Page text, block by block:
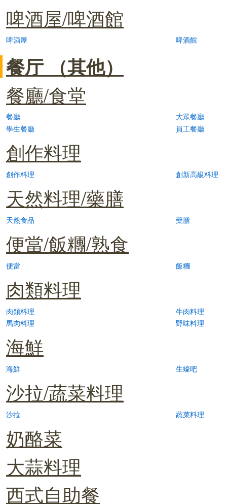
啤酒屋/啤酒館
啤酒屋 啤酒館
餐厅 （其他）
餐廳/食堂
餐廳
大眾餐廳
學生餐廳
員工餐廳
創作料理
創作料理 創新高級料理
天然料理/藥膳
天然食品 藥膳
便當/飯糰/熟食
便當 飯糰
肉類料理
肉類料理
牛肉料理
馬肉料理
野味料理
海鮮
海鮮 生蠔吧
沙拉/蔬菜料理
沙拉 蔬菜料理
奶酪菜
大蒜料理
西式自助餐